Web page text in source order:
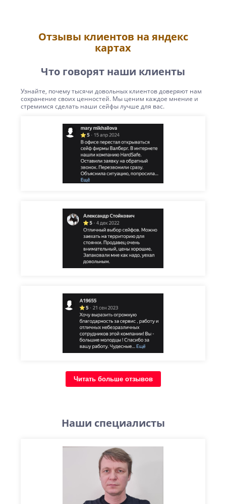
Отзывы клиентов на яндекс
картах
Что говорят наши клиенты
Узнайте, почему тысячи довольных клиентов доверяют нам
сохранение своих ценностей. Мы ценим каждое мнение и
стремимся сделать наши сейфы лучше для вас.
Читать больше отзывов
Наши специалисты